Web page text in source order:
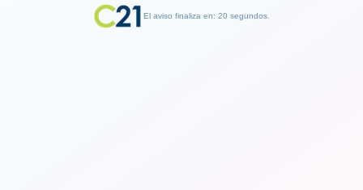
El aviso finaliza en: 19 segundos.